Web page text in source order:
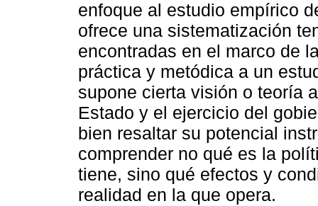
enfoque al estudio empírico
ofrece una sistematización
encontradas en el marco de
práctica y metódica a un
supone cierta visión o teoría
Estado y el ejercicio del
bien resaltar su potencial
comprender no qué es la
tiene, sino qué efectos y
realidad en la que opera.